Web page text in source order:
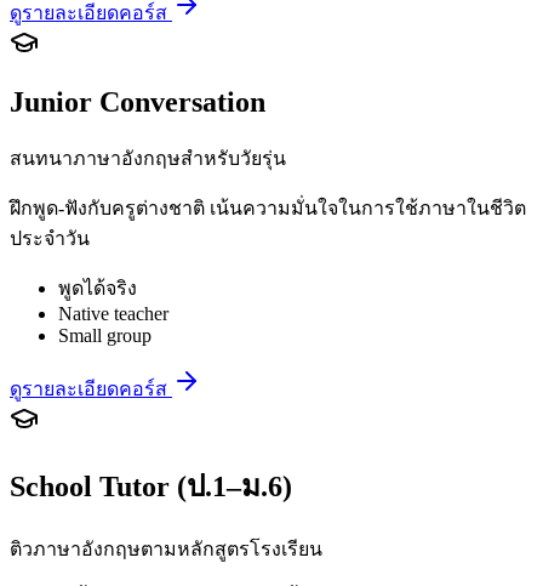
ดูรายละเอียดคอร์ส
Junior Conversation
สนทนาภาษาอังกฤษสำหรับวัยรุ่น
ฝึกพูด-ฟังกับครูต่างชาติ เน้นความมั่นใจในการใช้ภาษาในชีวิต
ประจำวัน
พูดได้จริง
Native teacher
Small group
ดูรายละเอียดคอร์ส
School Tutor (ป.1–ม.6)
ติวภาษาอังกฤษตามหลักสูตรโรงเรียน